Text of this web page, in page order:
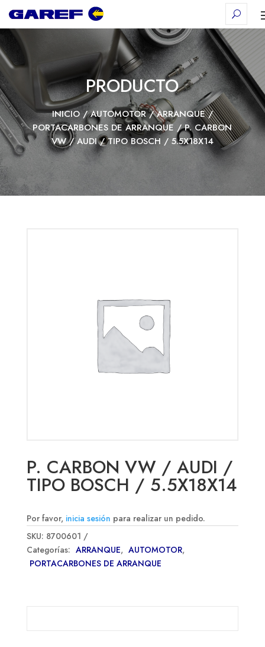
PRODUCTO
INICIO/AUTOMOTOR/ARRANQUE/
PORTACARBONES DE ARRANQUE / P. CARBON
VW / AUDI / TIPO BOSCH / 5.5X18X14
P. CARBON VW / AUDI /
TIPO BOSCH / 5.5X18X14
Por favor, inicia sesión para realizar un pedido.
SKU: 8700601
Categorías: ARRANQUE, AUTOMOTOR,
PORTACARBONES DE ARRANQUE